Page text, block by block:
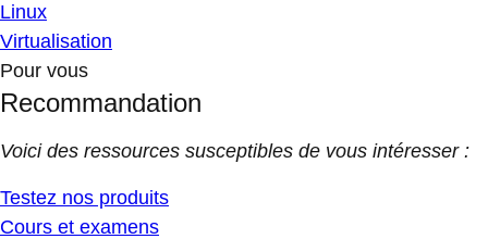
Linux
Virtualisation
Pour vous
Recommandation
Voici des ressources susceptibles de vous intéresser :
Testez nos produits
Cours et examens